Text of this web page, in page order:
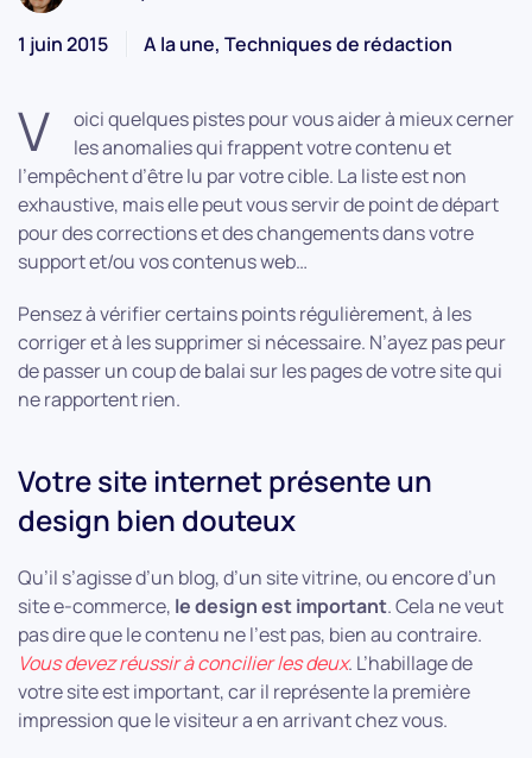
1 juin 2015 A la une, Techniques de rédaction
V
oici quelques pistes pour vous aider à mieux cerner
les anomalies qui frappent votre contenu et
l’empêchent d’être lu par votre cible. La liste est non
exhaustive, mais elle peut vous servir de point de départ
pour des corrections et des changements dans votre
support et/ou vos contenus web…
Pensez à vérifier certains points régulièrement, à les
corriger et à les supprimer si nécessaire. N’ayez pas peur
de passer un coup de balai sur les pages de votre site qui
ne rapportent rien.
Votre site internet présente un
design bien douteux
Qu’il s’agisse d’un blog, d’un site vitrine, ou encore d’un
site e-commerce, le design est important. Cela ne veut
pas dire que le contenu ne l’est pas, bien au contraire.
Vous devez réussir à concilier les deux. L’habillage de
votre site est important, car il représente la première
impression que le visiteur a en arrivant chez vous.